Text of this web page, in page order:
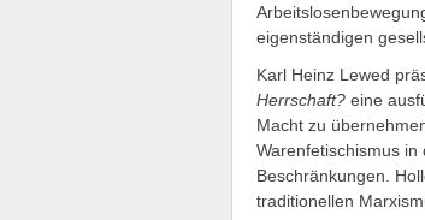
eigenständigen
Karl Heinz Lewed
Herrschaft? eine
Macht zu
Warenfetischismus
Beschränkungen.
traditionellen